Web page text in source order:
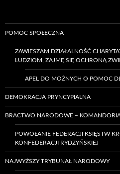
POMOC SPOŁECZNA
ZAWIESZAM DZIAŁALNOŚĆ
LUDZIOM, ZAJMĘ SIĘ OCHRONĄ
APEL DO MOŻNYCH O POMOC
DEMOKRACJA PRYNCYPIALNA
BRACTWO NARODOWE –
POWOŁANIE FEDERACJI KSIĘSTW
KONFEDERACJI RYDZYŃSKIEJ
NAJWYŻSZY TRYBUNAŁ NARODOWY